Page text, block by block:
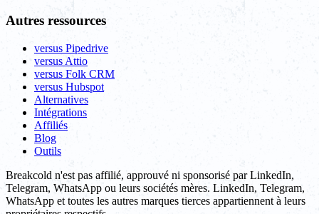
Autres ressources
versus Pipedrive
versus Attio
versus Folk CRM
versus Hubspot
Alternatives
Intégrations
Affiliés
Blog
Outils
Breakcold n'est pas affilié, approuvé ni sponsorisé par LinkedIn,
Telegram, WhatsApp ou leurs sociétés mères. LinkedIn, Telegram,
WhatsApp et toutes les autres marques tierces appartiennent à leurs